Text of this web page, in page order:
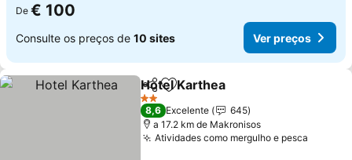
De € 100
Consulte os preços de 10 sites Ver preços
PartilharAdicionar aos favoritos
Hotel Karthea
2 Estrelas
8,6 Excelente
645
a 17.2 km de Makronisos
Atividades como mergulho e pesca